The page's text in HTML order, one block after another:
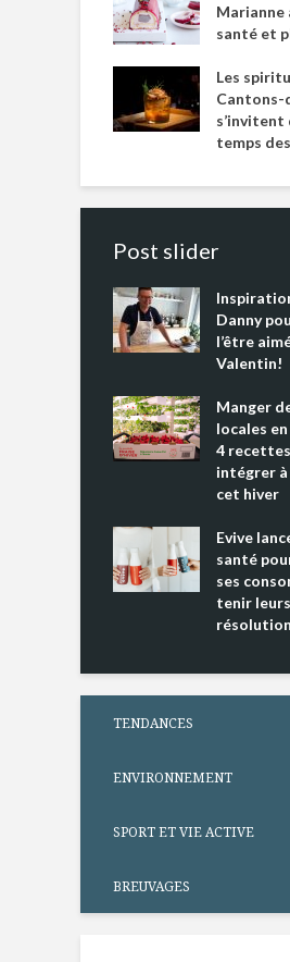
Marianne
santé et
Les
Cantons-
temps
Post slider
Danny
l’être
Valentin!
Manger
locales
4
intégrer à
cet hiver
Evive
santé
ses
tenir leurs
TENDANCES
ENVIRONNEMENT
SPORT ET VIE ACTIVE
BREUVAGES